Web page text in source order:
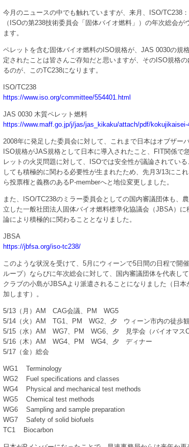
今月のニュースの中でも触れていますが、来月、ISO/TC238
（ISOの第238技術委員会「固体バイオ燃料」）の年次総会が
ます。
ペレットを含む固体バイオ燃料のISO規格が、JAS 0030の規
定されたことは皆さんご存知だと思いますが、そのISO規格
るのが、このTC238になります。
ISO/TC238
https://www.iso.org/committee/554401.html
JAS 0030 木質ペレット燃料
https://www.maff.go.jp/j/jas/jas_kikaku/attach/pdf/kokujikaisei-
2008年に発足した委員会に対して、これまで日本はオブザー
ISO規格がJAS規格として日本に導入されたこと、FIT関係で
レットの火災問題に対して、ISOでは安全性が議論されている
しても積極的に関わる必要性が生まれたため、先月3/13にこ
ら投票権と義務のあるP-memberへと地位変更しました。
また、ISO/TC238のミラー委員会としての国内審議団体も、
立した一般社団法人固体バイオ燃料標準化協議会（JBSA）
論により積極的に関わることとなりました。
JBSA
https://jbfsa.org/iso-tc238/
このような状況を受けて、5月にウィーンで5日間の日程で開
ループ）ならびに年次総会に対して、国内審議団体を代表し
クラブの小島がJBSAより派遣されることになりました（日本
加します）。
5/13（月）AM CAG会議、PM WG5
5/14（火）AM TG1、PM WG2、夕 ウィーン市内の徒歩
5/15（水）AM WG7、PM WG6、夕 見学会（バイオマス
5/16（木）AM WG4、PM WG4、夕 ディナー
5/17（金）総会
WG1 Terminology
WG2 Fuel specifications and classes
WG4 Physical and mechanical test methods
WG5 Chemical test methods
WG6 Sampling and sample preparation
WG7 Safety of solid biofuels
TC1 Biocarbon